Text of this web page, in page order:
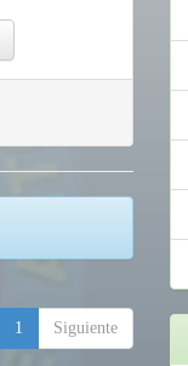
1 Siguiente